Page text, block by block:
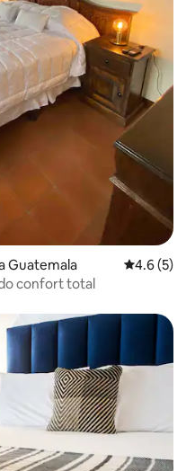
Guatemala
4.6 (5)
confort total